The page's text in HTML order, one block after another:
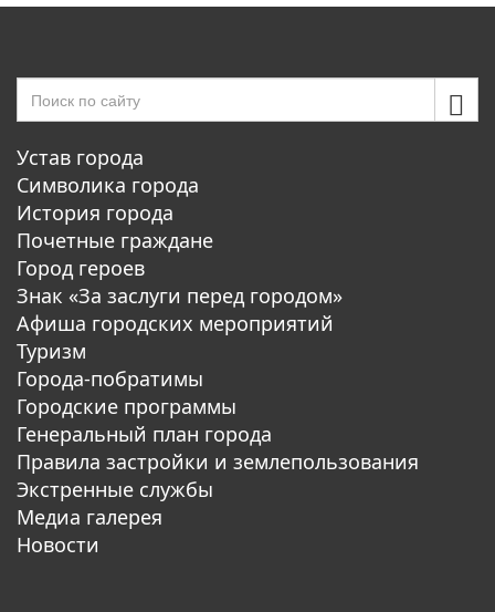
Устав города
Символика города
История города
Почетные граждане
Город героев
Знак «За заслуги перед городом»
Афиша городских мероприятий
Туризм
Города-побратимы
Городские программы
Генеральный план города
Правила застройки и землепользования
Экстренные службы
Медиа галерея
Новости